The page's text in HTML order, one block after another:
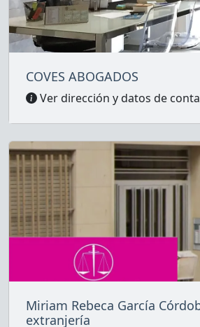
COVES ABOGADOS
Ver dirección y datos de
Miriam Rebeca García
extranjería